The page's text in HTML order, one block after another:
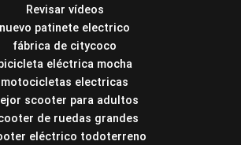
Revisar vídeos
nuevo patinete electrico
fábrica de citycoco
eléctrica mocha
motocicletas electricas
scooter para adultos
de ruedas grandes
eléctrico todoterreno